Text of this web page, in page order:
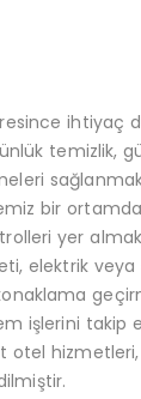
ihtiyaç
temizlik,
bir
yer
elektrik veya
işlerini takip
otel